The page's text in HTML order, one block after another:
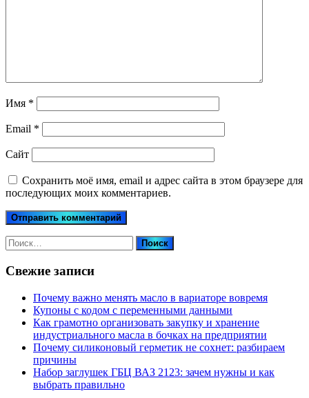
Имя *
Email *
Сайт
Сохранить моё имя, email и адрес сайта в этом браузере для
последующих моих комментариев.
Найти:
Свежие записи
Почему важно менять масло в вариаторе вовремя
Купоны c кодом с переменными данными
Как грамотно организовать закупку и хранение
индустриального масла в бочках на предприятии
Почему силиконовый герметик не сохнет: разбираем
причины
Набор заглушек ГБЦ ВАЗ 2123: зачем нужны и как
выбрать правильно